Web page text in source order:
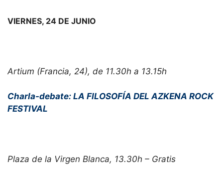
VIERNES, 24 DE JUNIO
Artium (Francia, 24), de 11.30h a 13.15h
Charla-debate: LA FILOSOFÍA DEL AZKENA ROCK
FESTIVAL
Plaza de la Virgen Blanca, 13.30h – Gratis